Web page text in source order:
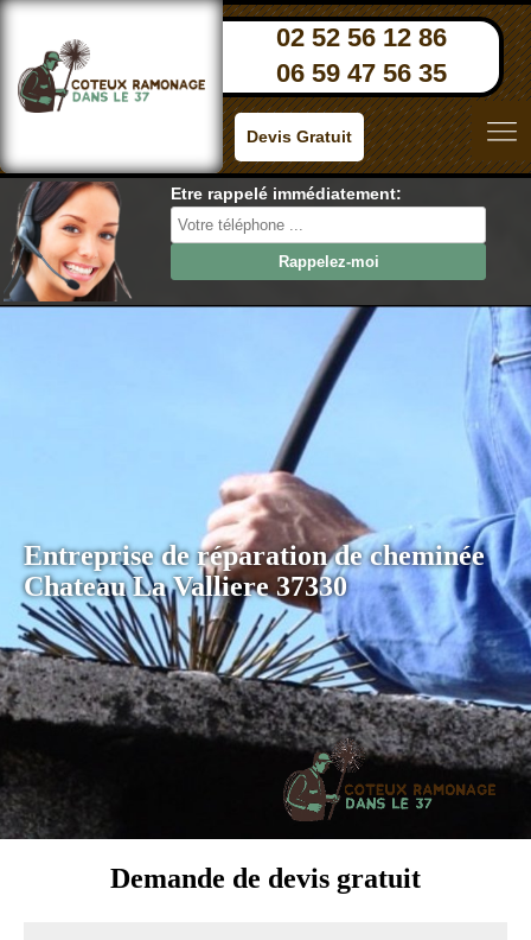
02 52 56 12 86
06 59 47 56 35
Devis Gratuit
Etre rappelé immédiatement:
Entreprise de réparation de cheminée
Chateau La Valliere 37330
Demande de devis gratuit